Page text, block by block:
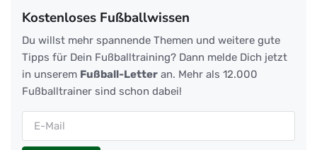
Kostenloses Fußballwissen
Du willst mehr spannende Themen und weitere gute
Tipps für Dein Fußballtraining? Dann melde Dich jetzt
in unserem Fußball-Letter an. Mehr als 12.000
Fußballtrainer sind schon dabei!